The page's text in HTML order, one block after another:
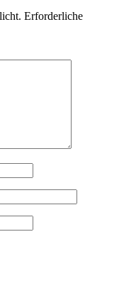
Erforderliche